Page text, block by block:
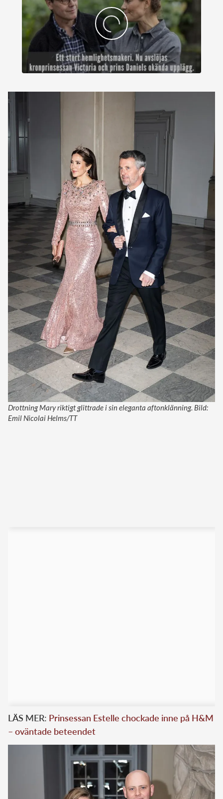
Drottning Mary riktigt glittrade i sin eleganta aftonklänning. Bild:
Emil Nicolai Helms/TT
LÄS MER: Prinsessan Estelle chockade inne på H&M
– oväntade beteendet